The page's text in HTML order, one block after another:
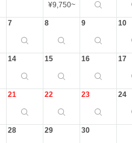
¥9,750~
7 8 9 10
14 15 16 17
21 22 23 24
28 29 30